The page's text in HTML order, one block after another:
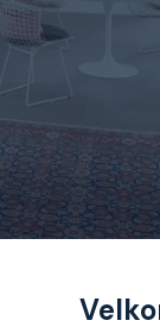
at du har
så snart du